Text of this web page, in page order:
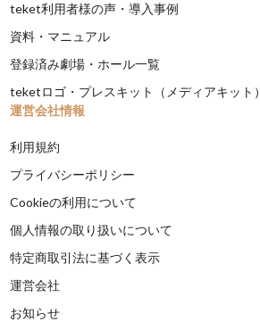
teket利用者様の声・導入事例
資料・マニュアル
登録済み劇場・ホール一覧
teketロゴ・プレスキット（メディアキット）
運営会社情報
利用規約
プライバシーポリシー
Cookieの利用について
個人情報の取り扱いについて
特定商取引法に基づく表示
運営会社
お知らせ